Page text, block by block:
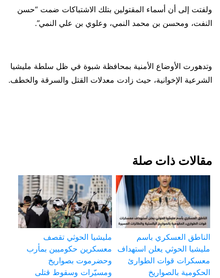
ولفتت إلى أن أسماء المقتولين بتلك الاشتباكات ضمت “حسن
النفت، ومحسن بن محمد النمي، وعلوي بن علي النمي”.
وتدهورت الأوضاع الأمنية بمحافظة شبوة في ظل سلطة مليشيا
الشرعية الإخوانية، حيث زادت معدلات القتل والسرقة والخطف.
مقالات ذات صلة
الناطق العسكري باسم
مليشيا الحوثي يعلن استهداف
معسكرات قوات الطوارئ
الحكومية بالصواريخ
مليشيا الحوثي تقصف
معسكرين حكوميين بمأرب
وحضرموت بصواريخ
ومسيّرات وسقوط قتلى